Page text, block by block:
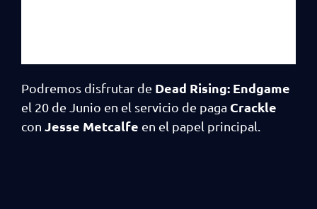
Podremos disfrutar de Dead Rising: Endgame
el 20 de Junio en el servicio de paga Crackle
con Jesse Metcalfe en el papel principal.